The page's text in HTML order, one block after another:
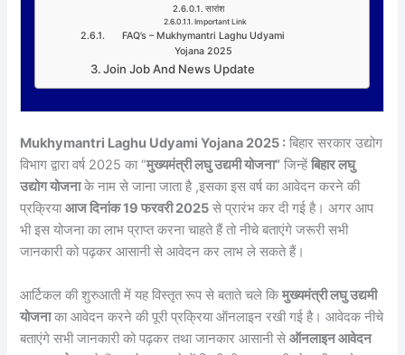
सारांश
Important Link
FAQ’s – Mukhymantri Laghu Udyami
Yojana 2025
Join Job And News Update
Mukhymantri Laghu Udyami Yojana 2025 : बिहार सरकार उद्योग
विभाग द्वारा वर्ष 2025 का “मुख्यमंत्री लघु उद्यमी योजना” जिन्हेंबिहार लघु
उद्योग योजनाके नाम से जाना जाता है ,इसका इस वर्ष का आवेदन करने की
प्रक्रियाआज दिनांक 19 फरवरी 2025 से प्रारंभ कर दी गई है। अगर आप
भी इस योजना का लाभ प्राप्त करना चाहते हैं तो नीचे बताएंगे जरूरी सभी
जानकारी को पढ़कर आसानी से आवेदन कर लाभ ले सकते हैं।
आर्टिकल की शुरुआती में यह विस्तृत रूप से बताते चले किमुख्यमंत्री लघु उद्यमी
योजनाका आवेदन करने की पूरी प्रक्रिया ऑनलाइन रखी गई है। आवेदक नीचे
बताएंगे सभी जानकारी को पढ़कर तथा जानकार आसानी सेऑनलाइन आवेदन